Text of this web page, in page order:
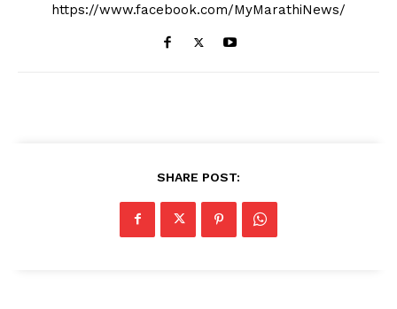
https://www.facebook.com/MyMarathiNews/
SHARE POST: